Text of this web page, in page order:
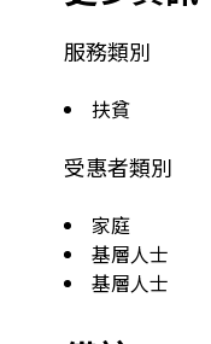
服務類別
扶貧
受惠者類別
家庭
基層人士
基層人士